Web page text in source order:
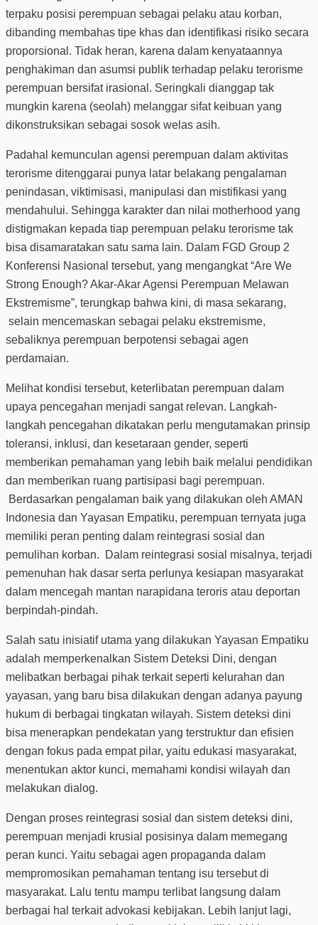
terpaku posisi perempuan sebagai pelaku atau korban,
dibanding membahas tipe khas dan identifikasi risiko secara
proporsional. Tidak heran, karena dalam kenyataannya
penghakiman dan asumsi publik terhadap pelaku terorisme
perempuan bersifat irasional. Seringkali dianggap tak
mungkin karena (seolah) melanggar sifat keibuan yang
dikonstruksikan sebagai sosok welas asih.
Padahal kemunculan agensi perempuan dalam aktivitas
terorisme ditenggarai punya latar belakang pengalaman
penindasan, viktimisasi, manipulasi dan mistifikasi yang
mendahului. Sehingga karakter dan nilai motherhood yang
distigmakan kepada tiap perempuan pelaku terorisme tak
bisa disamaratakan satu sama lain. Dalam FGD Group 2
Konferensi Nasional tersebut, yang mengangkat “Are We
Strong Enough? Akar-Akar Agensi Perempuan Melawan
Ekstremisme”, terungkap bahwa kini, di masa sekarang,
selain mencemaskan sebagai pelaku ekstremisme,
sebaliknya perempuan berpotensi sebagai agen
perdamaian.
Melihat kondisi tersebut, keterlibatan perempuan dalam
upaya pencegahan menjadi sangat relevan. Langkah-
langkah pencegahan dikatakan perlu mengutamakan prinsip
toleransi, inklusi, dan kesetaraan gender, seperti
memberikan pemahaman yang lebih baik melalui pendidikan
dan memberikan ruang partisipasi bagi perempuan.
Berdasarkan pengalaman baik yang dilakukan oleh AMAN
Indonesia dan Yayasan Empatiku, perempuan ternyata juga
memiliki peran penting dalam reintegrasi sosial dan
pemulihan korban. Dalam reintegrasi sosial misalnya, terjadi
pemenuhan hak dasar serta perlunya kesiapan masyarakat
dalam mencegah mantan narapidana teroris atau deportan
berpindah-pindah.
Salah satu inisiatif utama yang dilakukan Yayasan Empatiku
adalah memperkenalkan Sistem Deteksi Dini, dengan
melibatkan berbagai pihak terkait seperti kelurahan dan
yayasan, yang baru bisa dilakukan dengan adanya payung
hukum di berbagai tingkatan wilayah. Sistem deteksi dini
bisa menerapkan pendekatan yang terstruktur dan efisien
dengan fokus pada empat pilar, yaitu edukasi masyarakat,
menentukan aktor kunci, memahami kondisi wilayah dan
melakukan dialog.
Dengan proses reintegrasi sosial dan sistem deteksi dini,
perempuan menjadi krusial posisinya dalam memegang
peran kunci. Yaitu sebagai agen propaganda dalam
mempromosikan pemahaman tentang isu tersebut di
masyarakat. Lalu tentu mampu terlibat langsung dalam
berbagai hal terkait advokasi kebijakan. Lebih lanjut lagi,